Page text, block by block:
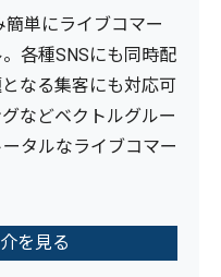
簡単にライブコマー
各種SNSにも同時配
なる集客にも対応可
などベクトルグルー
タルなライブコマー
を見る